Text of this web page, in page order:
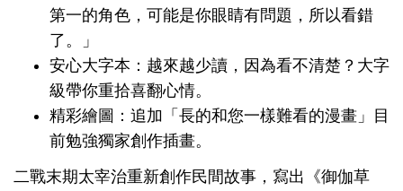
第一的角色，可能是你眼睛有問題，所以看錯
了。」
安心大字本：越來越少讀，因為看不清楚？大字
級帶你重拾喜翻心情。
精彩繪圖：追加「長的和您一樣難看的漫畫」目
前勉強獨家創作插畫。
二戰末期太宰治重新創作民間故事，寫出《御伽草